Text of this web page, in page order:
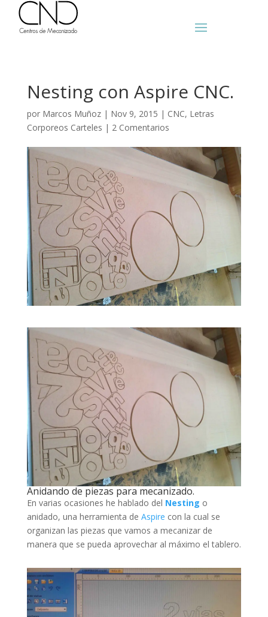
Nesting con Aspire CNC.
por Marcos Muñoz| Nov 9, 2015 | CNC, Letras
Corporeos Carteles | 2 Comentarios
Anidando de piezas para mecanizado.
En varias ocasiones he hablado del Nesting o
anidado, una herramienta de Aspire con la cual se
organizan las piezas que vamos a mecanizar de
manera que se pueda aprovechar al máximo el tablero.